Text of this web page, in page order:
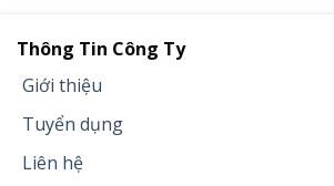
Thông Tin Công Ty
Giới thiệu
Tuyển dụng
Liên hệ